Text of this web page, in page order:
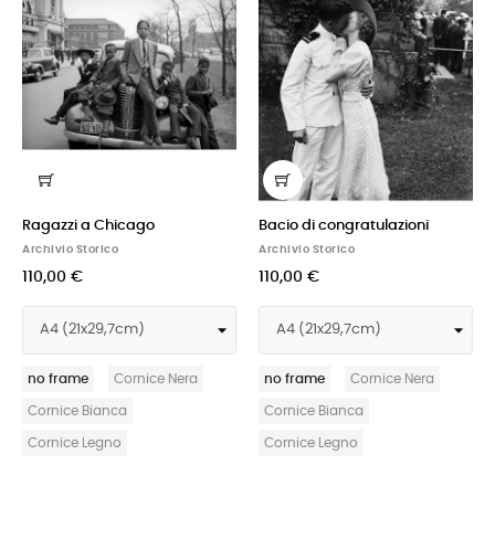
congratulazioni
Storico
Cornice Nera
Bianca
Legno
Archivio Storico
no frame Cornice Nera
Cornice Bianca
Cornice Legno
Jane
no frame